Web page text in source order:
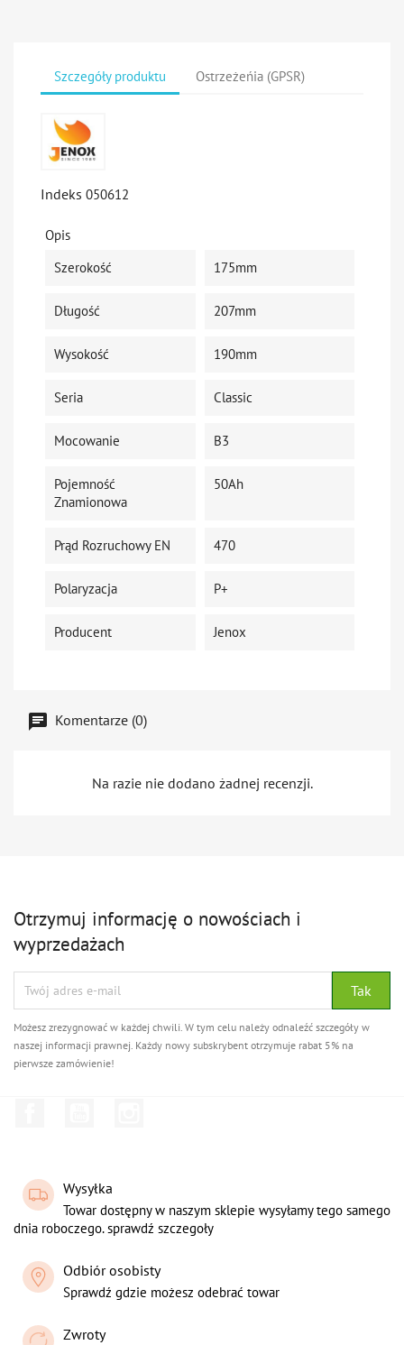
Szczegóły produktu Ostrzeżeńia (GPSR)
Indeks 050612
Opis
Szerokość
175mm
Długość 207mm
Wysokość 190mm
Seria Classic
Mocowanie B3
Pojemność
Znamionowa
50Ah
Prąd Rozruchowy EN 470
Polaryzacja P+
Producent Jenox
Komentarze (0)
Na razie nie dodano żadnej recenzji.
Otrzymuj informację o nowościach i
wyprzedażach
Możesz zrezygnować w każdej chwili. W tym celu należy odnaleźć szczegóły w
naszej informacji prawnej. Każdy nowy subskrybent otrzymuje rabat 5% na
pierwsze zamówienie!
Wysyłka
Towar dostępny w naszym sklepie wysyłamy tego samego
dnia roboczego. sprawdź szczegoły
Odbiór osobisty
Sprawdź gdzie możesz odebrać towar
Zwroty